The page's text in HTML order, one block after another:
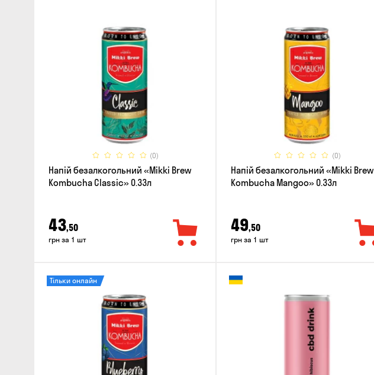
(0)
Напій безалкогольний «Mikki Brew
Kombucha Classic» 0.33л
43,50
грн за 1 шт
(0)
Напій безалкогольний «Mikki Brew
Kombucha Mangoo» 0.33л
49,50
грн за 1 шт
Тільки онлайн